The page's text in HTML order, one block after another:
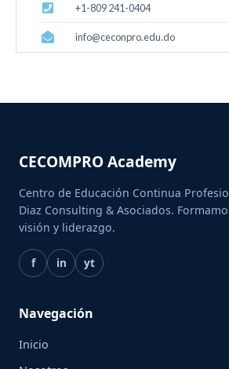
+1-809 241-0404
info@ceconpro.edu.do
CECOMPRO Academy
Centro de Educación Continua
Diaz Consulting & Asociados.
visión y liderazgo.
f in yt
Navegación
Inicio